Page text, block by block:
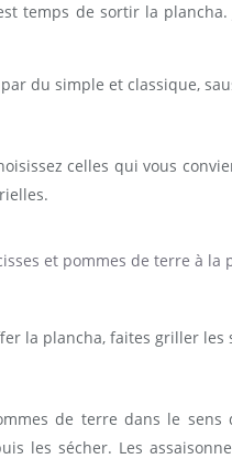
temps de sortir la
du simple et classique,
celles qui vous
la plancha, faites griller les
de terre dans le
les sécher. Les